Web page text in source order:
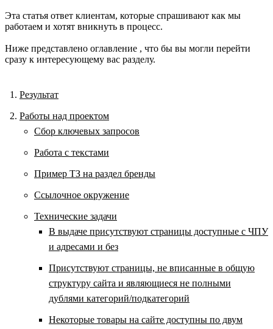
Эта статья ответ клиентам, которые спрашивают как мы
работаем и хотят вникнуть в процесс.
Ниже представлено оглавление , что бы вы могли перейти
сразу к интересующему вас разделу.
Результат
Работы над проектом
Сбор ключевых запросов
Работа с текстами
Пример ТЗ на раздел бренды
Ссылочное окружение
Технические задачи
В выдаче присутствуют страницы доступные с ЧПУ
и адресами и без
Присутствуют страницы, не вписанные в общую
структуру сайта и являющиеся не полными
дублями категорий/подкатегорий
Некоторые товары на сайте доступны по двум